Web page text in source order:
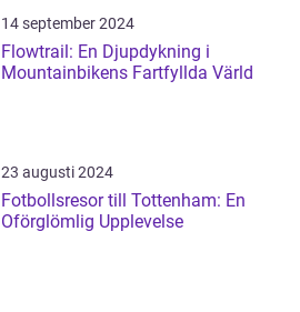
14 september 2024
Flowtrail: En Djupdykning i
Mountainbikens Fartfyllda Värld
23 augusti 2024
Fotbollsresor till Tottenham: En
Oförglömlig Upplevelse